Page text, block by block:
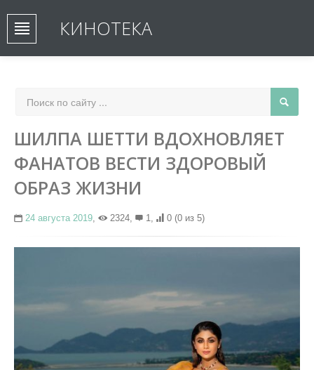
КИНОТЕКА
ШИЛПА ШЕТТИ ВДОХНОВЛЯЕТ
ФАНАТОВ ВЕСТИ ЗДОРОВЫЙ
ОБРАЗ ЖИЗНИ
24 августа 2019, 2324, 1, 0 (0 из 5)